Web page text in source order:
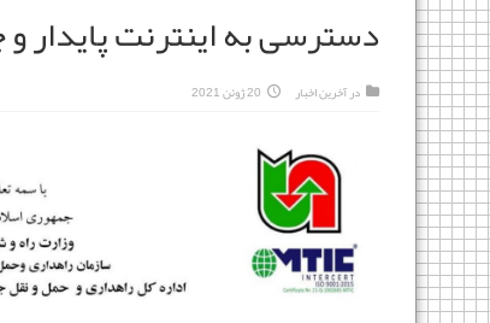
دسترسی به اینترنت پایدار
درآخرین اخبار 20 ژوئن 2021